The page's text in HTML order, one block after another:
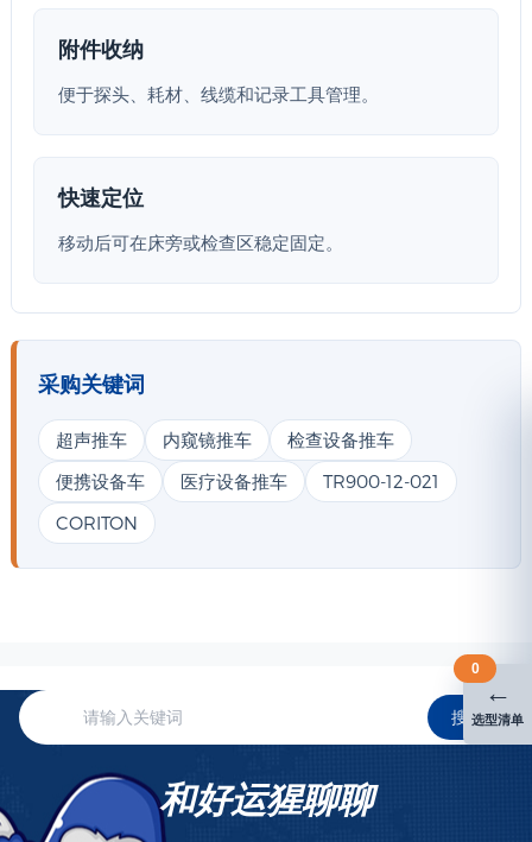
附件收纳
便于探头、耗材、线缆和记录工具管理。
快速定位
移动后可在床旁或检查区稳定固定。
采购关键词
超声推车 内窥镜推车
检查设备推车
便携设备车
医疗设备推车
TR900-12-021
CORITON
搜索
和好运猩聊聊
←
选型清单
0